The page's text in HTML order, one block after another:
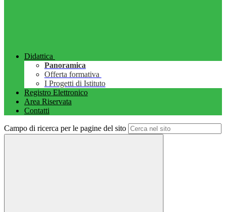
Didattica
Panoramica
Offerta formativa
I Progetti di Istituto
Registro Elettronico
Area Riservata
Contatti
Campo di ricerca per le pagine del sito